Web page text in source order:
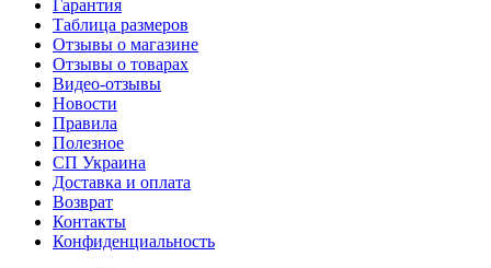
Гарантия
Таблица размеров
Отзывы о магазине
Отзывы о товарах
Видео-отзывы
Новости
Правила
Полезное
СП Украина
Доставка и оплата
Возврат
Контакты
Конфиденциальность